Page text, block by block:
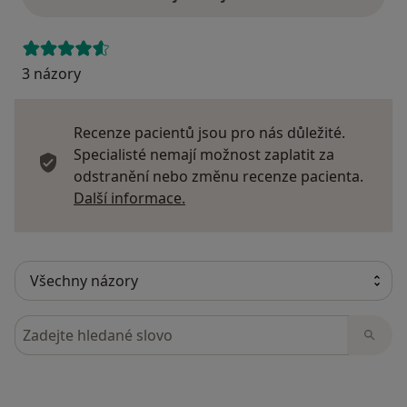
3 názory
Recenze pacientů jsou pro nás důležité.
Specialisté nemají možnost zaplatit za
odstranění nebo změnu recenze pacienta.
Další informace.
Hledejte v názorech